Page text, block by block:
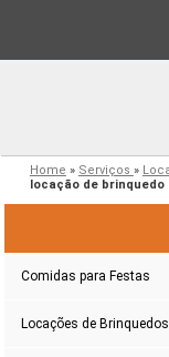
Home » Serviços »
locação de
Comidas para Festas
Locações de Brinquedos